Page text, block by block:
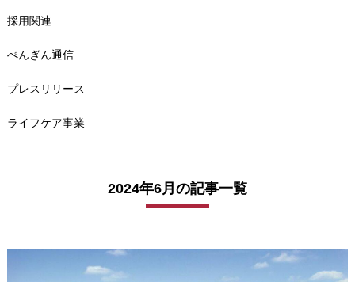
採用関連
ぺんぎん通信
プレスリリース
ライフケア事業
2024年6月の記事一覧